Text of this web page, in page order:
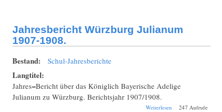
Jahresbericht Würzburg Julianum
1907-1908.
Bestand: Schul-Jahresberichte
Langtitel:
Jahres=Bericht über das Königlich Bayerische Adelige
Julianum zu Würzburg. Berichtsjahr 1907/1908.
Weiterlesen über Jahresbericht
247 Aufrufe